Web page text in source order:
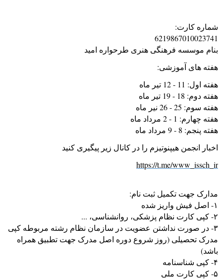
شماره کارت:
6219867010023741
بنام موسسه فرهنگی هنری طرحواره امید
هفته های آموزشی:
هفته اول: 11 - 12 تیر ماه
هفته دوم: 18 - 19 تیر ماه
هفته سوم: 25 - 26 نیر ماه
هفته چهارم: 1 - 2 مرداد ماه
هفته پنجم: 8 - 9 مرداد ماه
اخبار انجمن هیپنوتیزم را در کانال زیر پیگیری کنید
https://t.me/www_issch_ir
مدارک جهت تکمیل ثبت نام:
۱- اصل فیش واریز شده
۲- کپی کارت نظام پزشکی، روانشناسی، ...
۳- در صورت نداشتن عضویت در سازمان نظام رشته مربوطه کپی
مدرک تحصیلی (روز شروع دوره اصل مدرک جهت تطبیق همراه
باشد)
۴- کپی شناسنامه
۵- کپی کارت ملی